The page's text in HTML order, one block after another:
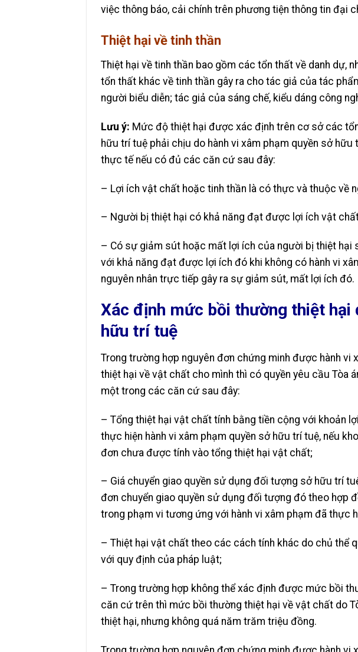
việc thông báo, cải chính trên phương tiện thông tin đại
Thiệt hại về tinh thần
Thiệt hại về tinh thần bao gồm các tổn thất về danh dự,
tổn thất khác về tinh thần gây ra cho tác giả của tác
người biểu diễn; tác giả của sáng chế, kiểu dáng công
Lưu ý: Mức độ thiệt hại được xác định trên cơ sở các
hữu trí tuệ phải chịu do hành vi xâm phạm quyền sở hữu
thực tế nếu có đủ các căn cứ sau đây:
– Lợi ích vật chất hoặc tinh thần là có thực và thuộc về
– Người bị thiệt hại có khả năng đạt được lợi ích vật
– Có sự giảm sút hoặc mất lợi ích của người bị thiệt hại
với khả năng đạt được lợi ích đó khi không có hành vi
nguyên nhân trực tiếp gây ra sự giảm sút, mất lợi ích đó.
Xác định mức bồi thường thiệt hại
hữu trí tuệ
Trong trường hợp nguyên đơn chứng minh được hành vi
thiệt hại về vật chất cho mình thì có quyền yêu cầu Tòa
một trong các căn cứ sau đây:
– Tổng thiệt hại vật chất tính bằng tiền cộng với khoản
thực hiện hành vi xâm phạm quyền sở hữu trí tuệ, nếu
đơn chưa được tính vào tổng thiệt hại vật chất;
– Giá chuyển giao quyền sử dụng đối tượng sở hữu trí
đơn chuyển giao quyền sử dụng đối tượng đó theo hợp
trong phạm vi tương ứng với hành vi xâm phạm đã thực
– Thiệt hại vật chất theo các cách tính khác do chủ thể
với quy định của pháp luật;
– Trong trường hợp không thể xác định được mức bồi
căn cứ trên thì mức bồi thường thiệt hại về vật chất do
thiệt hại, nhưng không quá năm trăm triệu đồng.